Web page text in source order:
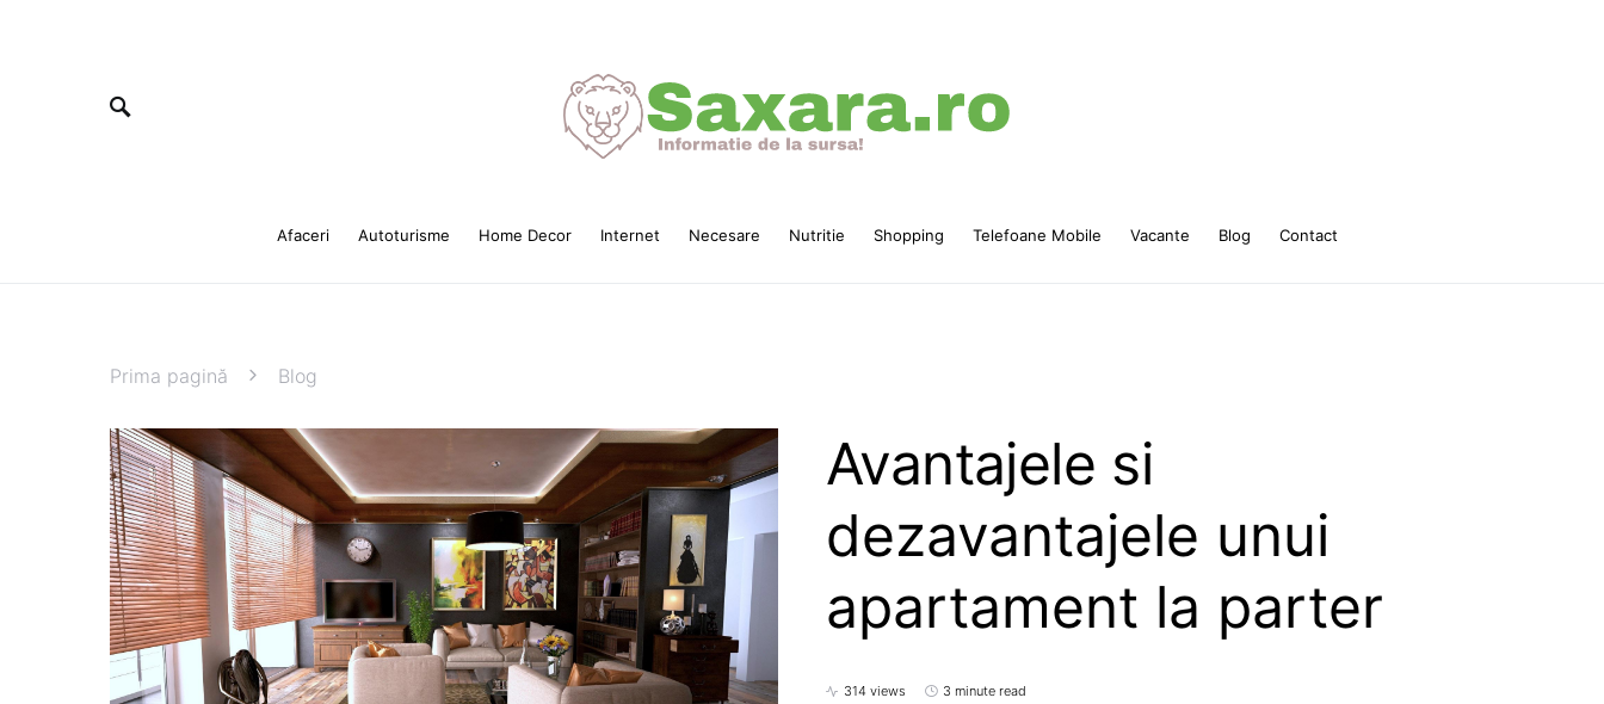
Afaceri Autoturisme Home Decor Internet Necesare Nutritie Shopping Telefoane Mobile Vacante Blog Contact
Prima pagină Blog
Avantajele si
dezavantajele unui
apartament la parter
314 views 3 minute read